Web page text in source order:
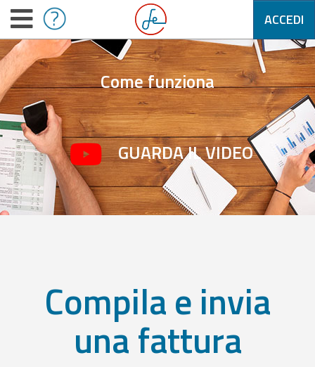
ACCEDI
Come funziona
GUARDA IL VIDEO
Compila e invia
una fattura